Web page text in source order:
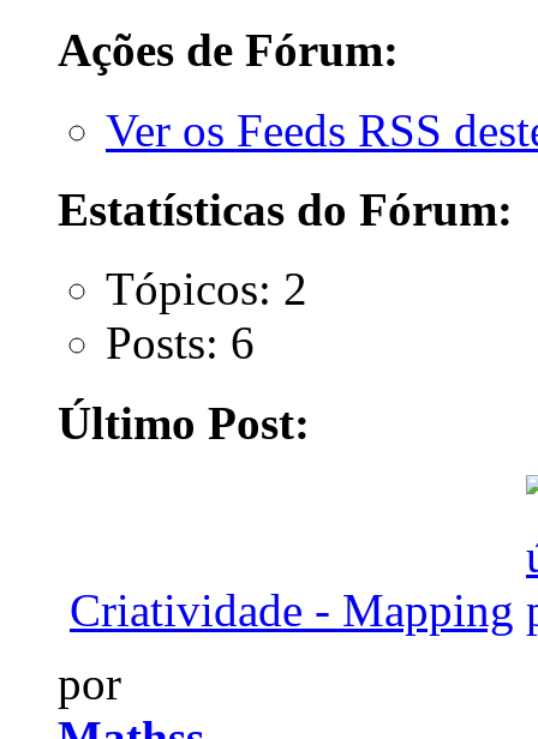
Ações de Fórum:
Ver os Feeds RSS
Estatísticas do Fórum:
Tópicos: 2
Posts: 6
Último Post:
Criatividade - Mapping
por